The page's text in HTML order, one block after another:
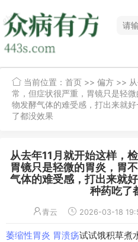
当前位置： 首页 >> 偏方 >>
常，但症状很严重，胃镜只是轻
物发酵气体的难受感，打出来就
了都没效果
从去年11月就开始这样，
胃镜只是轻微的胃炎，胃
气体的难受感，打出来就
种药吃了
青云 2026-03-18
萎缩性胃炎 胃溃疡试试饿积草煮